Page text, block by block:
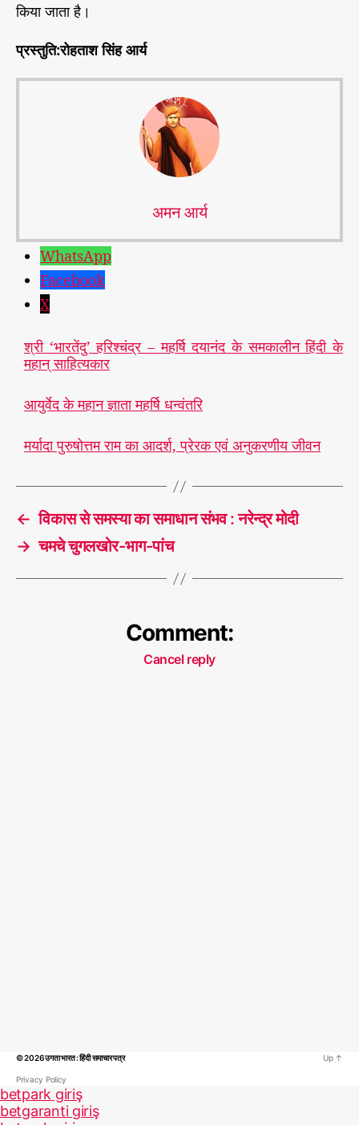
किया जाता है।
प्रस्तुति:रोहताश सिंह आर्य
अमन आर्य
WhatsApp
Facebook
X
श्री ‘भारतेंदु’ हरिश्चंद्र – महर्षि दयानंद के समकालीन हिंदी के
महान् साहित्यकार
आयुर्वेद के महान ज्ञाता महर्षि धन्वंतरि
मर्यादा पुरुषोत्तम राम का आदर्श, प्रेरक एवं अनुकरणीय जीवन
T
g
#
रत
ह
श्चं
← विकास से समस्या का समाधान संभव : नरेन्द्र मोदी
→ चमचे चुगलखोर-भाग-पांच
Comment:
Cancel reply
© 2026उगता भारत : हिंदी समाचार पत्र
Privacy Policy
Up ↑
betpark giriş
betgaranti giriş